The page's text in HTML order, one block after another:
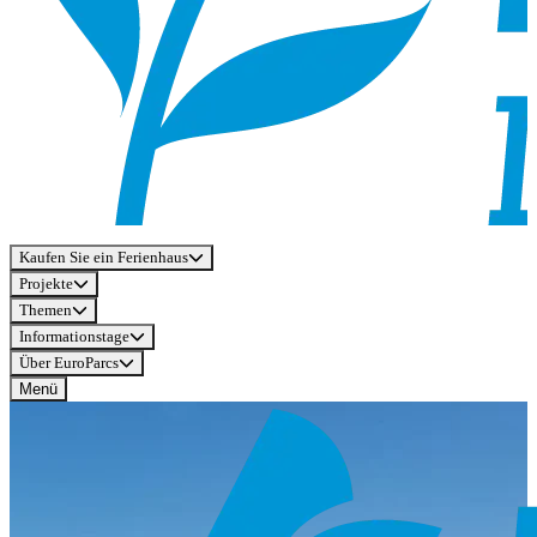
Kaufen Sie ein Ferienhaus
Projekte
Themen
Informationstage
Über EuroParcs
Menü